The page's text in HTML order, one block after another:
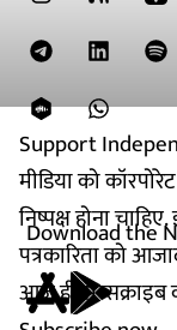
Support
मीडिया को
निष्पक्ष होना
पत्रकारिता को
आज ही सब्सक्राइब
Download the